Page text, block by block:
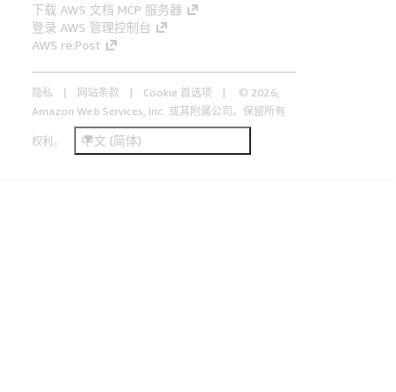
下载 AWS 文档 MCP 服务器
登录 AWS 管理控制台
AWS re:Post
隐私 网站条款 Cookie 首选项
© 2026,
Amazon Web Services, Inc. 或其附属公司。保留所有
权利。 中文 (简体)